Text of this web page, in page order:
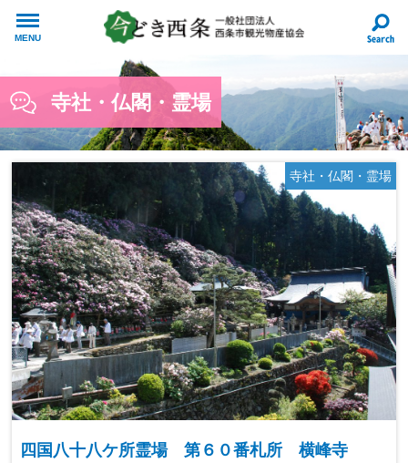
MENU
寺社・仏閣・霊場
寺社・仏閣・霊場
四国八十八ケ所霊場 第６０番札所 横峰寺